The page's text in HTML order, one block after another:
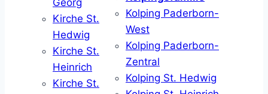
Georg
Kirche St.
Hedwig
Kirche St.
Heinrich
Kirche St.
Kolping Paderborn-
West
Kolping Paderborn-
Zentral
Kolping St. Hedwig